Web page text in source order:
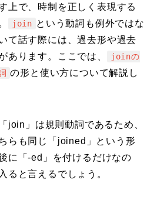
上で、時制を正しく表現する
join という動詞も例外ではな
て話す際には、過去形や過去
あります。ここでは、
joinの
の形と使い方について解説し
join」は規則動詞であるため、
らも同じ「joined」という形
に「-ed」を付けるだけなの
ると言えるでしょう。